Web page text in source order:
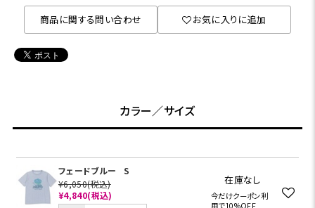
商品に関する問い合わせ お気に入りに追加
カラー／サイズ
フェードブルー
S
¥6,050(税込)
¥4,840(税込)
在庫なし
今だけクーポン利
用で10%OFF